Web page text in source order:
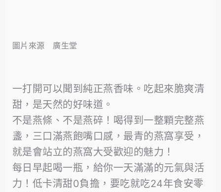
圖片來源 廣生堂
一打開可以聞到純正燕香味。吃起來脆爽清
甜，是天然的好味道。
不是燕條、不是燕碎！喝得到一整顆完整燕
盞，三口滿燕飽嘴口感，最青的燕窩享受，
就是會站立的燕窩大受歡迎的魅力！
每日早起喝一瓶，給你一天滿滿的元氣與活
力！低卡清甜0負擔，要吃就吃24年食安零